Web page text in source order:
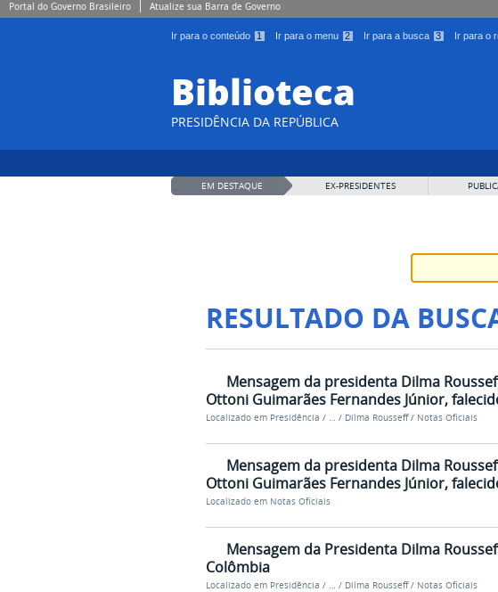
Portal do Governo Brasileiro Atualize sua Barra de Governo
Ir para o conteúdo 1 Ir para o menu 2 Ir para a busca 3 Ir para o
Biblioteca
PRESIDÊNCIA DA REPÚBLICA
EM DESTAQUE EX-PRESIDENTES
RESULTADO DA
Mensagem da presidenta Dilma
Ottoni Guimarães Fernandes Júnior,
Localizado em Presidência / … / Dilma Rousseff / Notas Oficiais
Mensagem da presidenta Dilma
Ottoni Guimarães Fernandes Júnior,
Localizado em Notas Oficiais
Mensagem da Presidenta Dilma
Colômbia
Localizado em Presidência / … / Dilma Rousseff / Notas Oficiais